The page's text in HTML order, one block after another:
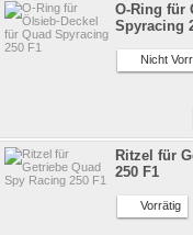
O-Ring für
Spyracing
Nicht
Ritzel für
250 F1
Vorrätig